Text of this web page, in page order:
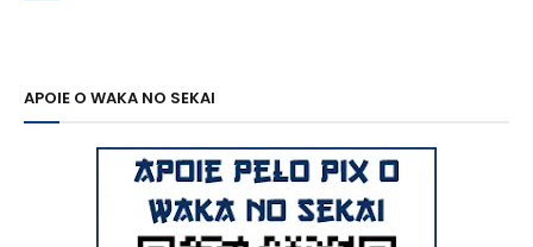
APOIE O WAKA NO SEKAI